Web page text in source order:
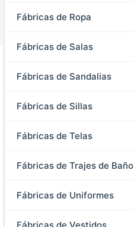
Fábricas de Ropa
Fábricas de Salas
Fábricas de Sandalias
Fábricas de Sillas
Fábricas de Telas
Fábricas de Trajes de Baño
Fábricas de Uniformes